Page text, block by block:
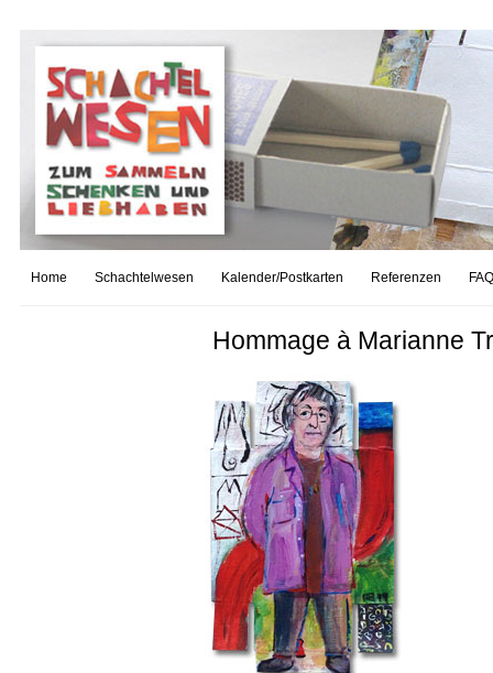
Home Schachtelwesen Kalender/Postkarten Referenzen
Hommage à Marianne